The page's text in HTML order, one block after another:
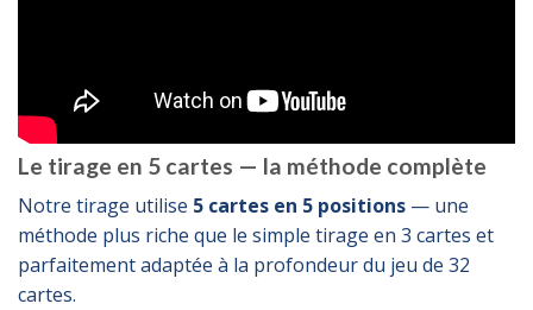
Le tirage en 5 cartes — la méthode complète
Notre tirage utilise 5 cartes en 5 positions — une
méthode plus riche que le simple tirage en 3 cartes et
parfaitement adaptée à la profondeur du jeu de 32
cartes.